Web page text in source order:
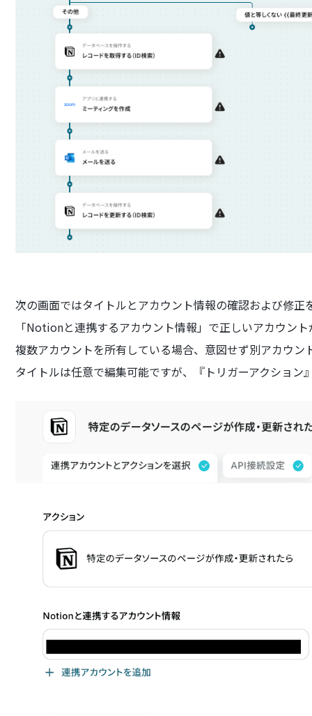
次の画面ではタイトルとアカウント情報の確認および修正
「Notionと連携するアカウント情報」で正しいアカウン
複数アカウントを所有している場合、意図せず別アカウ
タイトルは任意で編集可能ですが、『トリガーアクショ